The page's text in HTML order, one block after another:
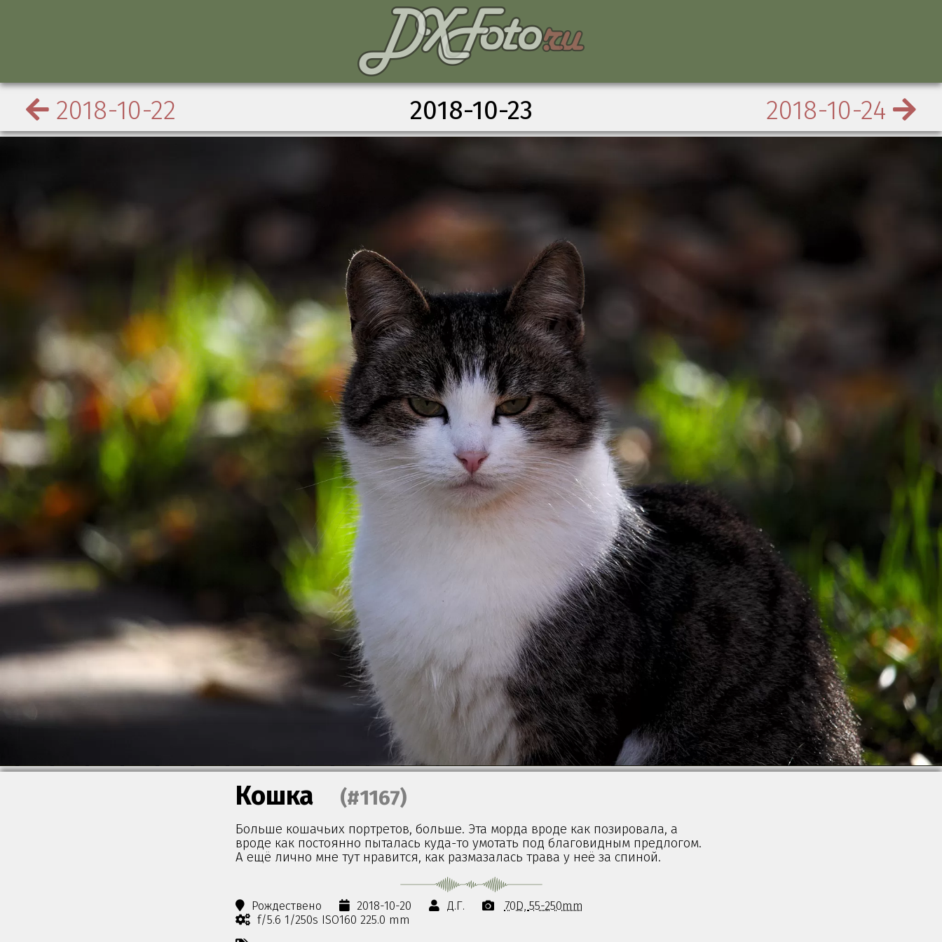
2018-10-22 2018-10-23 2018-10-24
Кошка (#1167)
Больше кошачьих портретов, больше. Эта морда вроде как позировала, а
вроде как постоянно пыталась куда-то умотать под благовидным предлогом.
А ещё лично мне тут нравится, как размазалась трава у неё за спиной.
Рождествено 2018-10-20 Д.Г. 70D 55-250mm
f/5.6 1/250s ISO160 225.0 mm